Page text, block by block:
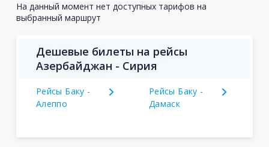
На данный момент нет доступных тарифов на
выбранный маршрут
Дешевые билеты на рейсы
Азербайджан - Сирия
Рейсы Баку -
Алеппо
Рейсы Баку -
Дамаск